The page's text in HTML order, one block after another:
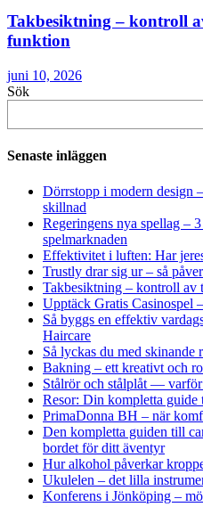
Takbesiktning – kontroll
funktion
juni 10, 2026
Sök
Senaste inläggen
Dörrstopp i modern design
skillnad
Regeringens nya spellag –
spelmarknaden
Effektivitet i luften: Har
Trustly drar sig ur – så
Takbesiktning – kontroll av
Upptäck Gratis
Så byggs en effektiv
Haircare
Så lyckas du med skinande
Bakning – ett kreativt och
Stålrör och stålplåt —
Resor: Din kompletta
PrimaDonna BH – när
Den kompletta guiden till
bordet för ditt äventyr
Hur alkohol påverkar
Ukulelen – det lilla
Konferens i Jönköping –